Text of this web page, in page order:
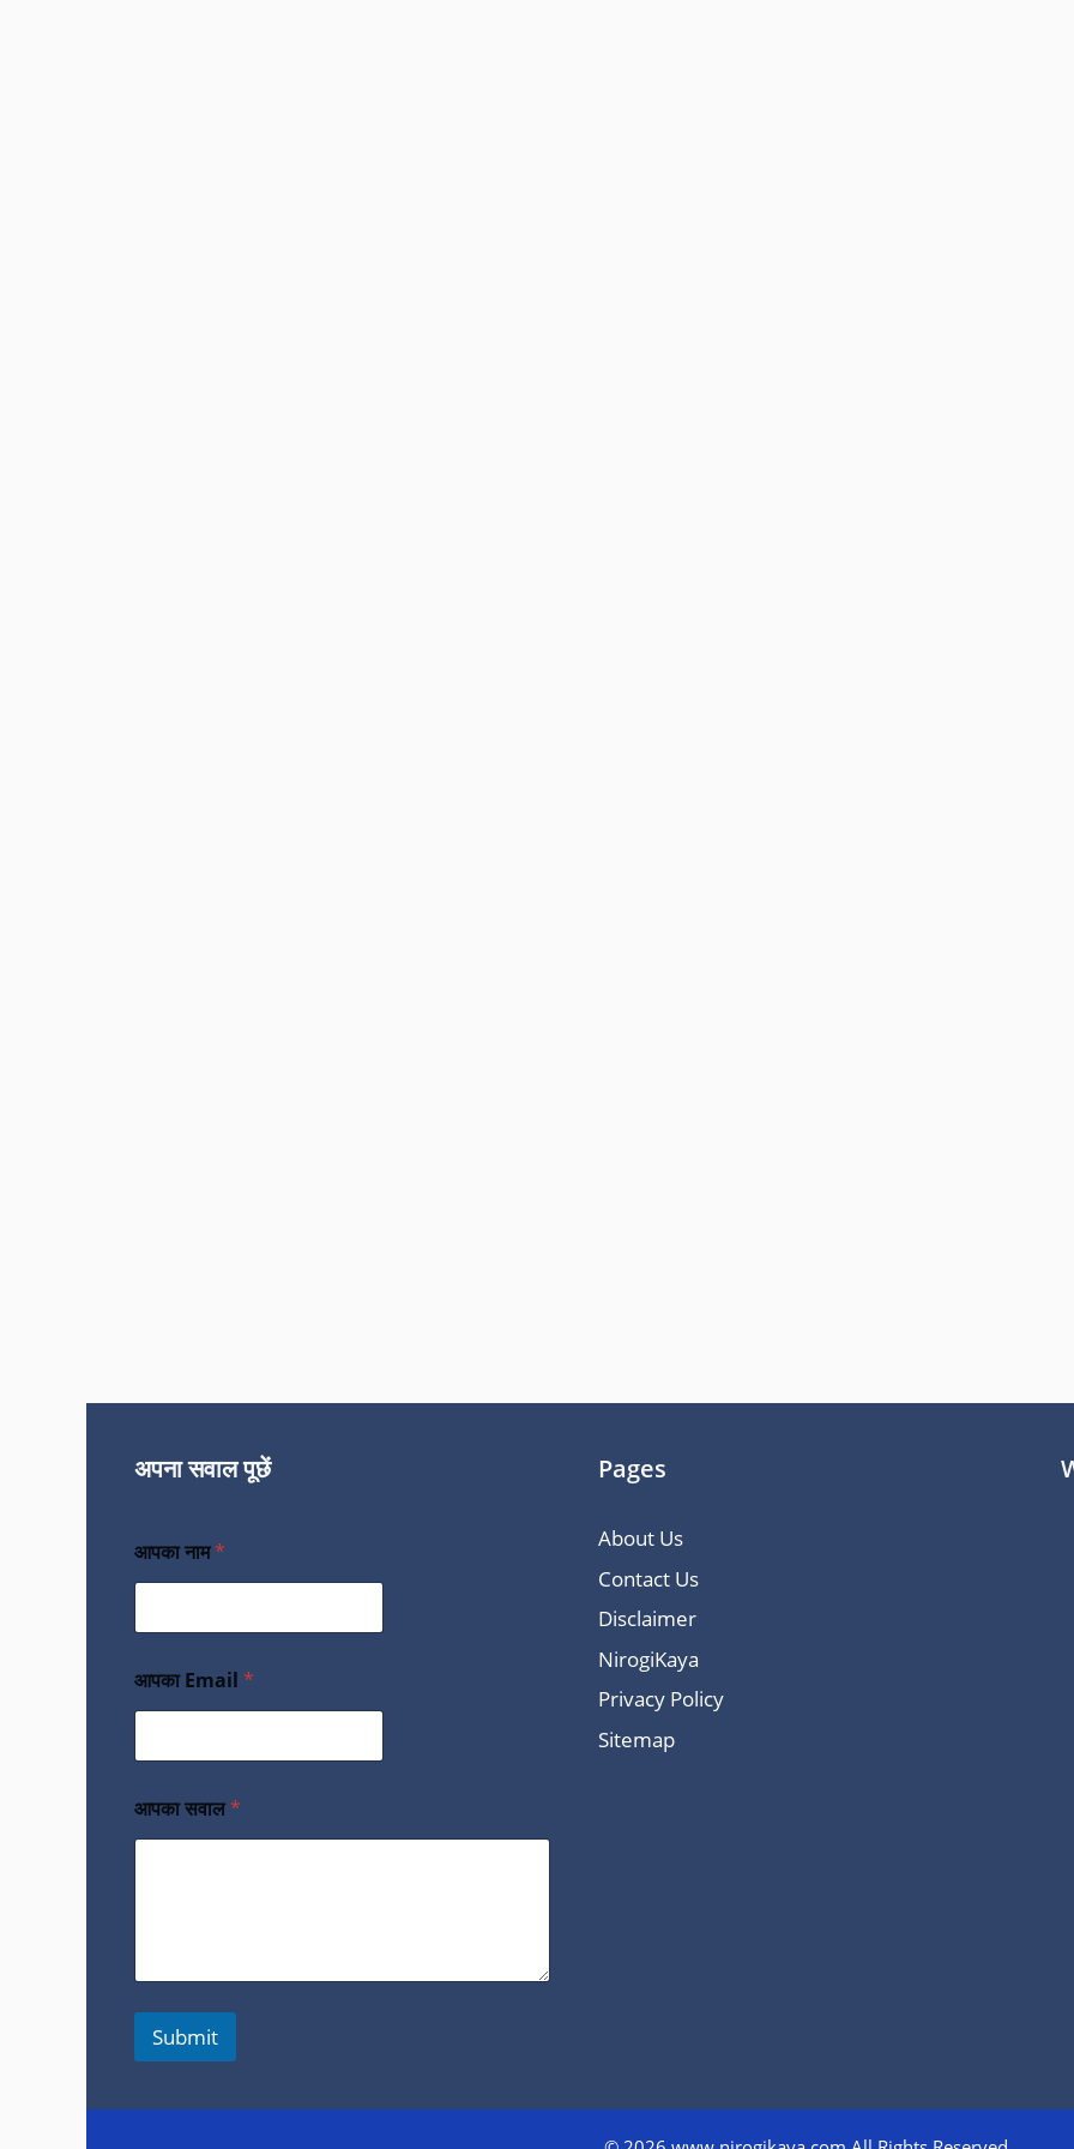
अपना सवाल पूछें
आपका नाम*
आपका Email *
आपका सवाल*
Submit
Pages
About Us
Contact Us
Disclaimer
NirogiKaya
Privacy Policy
Sitemap